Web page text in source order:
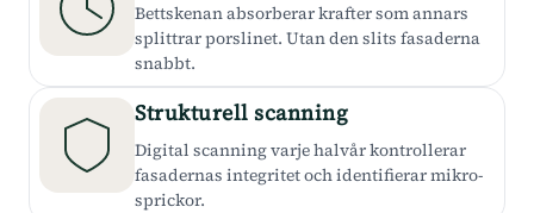
Bettskenan absorberar krafter som annars
splittrar porslinet. Utan den slits fasaderna
snabbt.
Strukturell scanning
Digital scanning varje halvår kontrollerar
fasadernas integritet och identifierar mikro-
sprickor.